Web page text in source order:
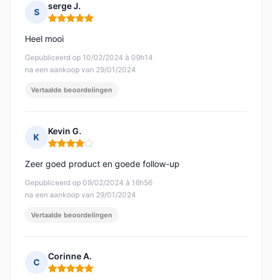
S
serge J.
Opmerking: 5 van 5
Gepubliceerd op 10/02/2024 à 09h14
na een aankoop van 29/01/2024
Heel mooi
Vertaalde beoordelingen
K
Kevin G.
Opmerking: 4 van 5
Gepubliceerd op 09/02/2024 à 16h56
na een aankoop van 29/01/2024
Zeer goed product en goede follow-up
Vertaalde beoordelingen
C
Corinne A.
Opmerking: 5 van 5